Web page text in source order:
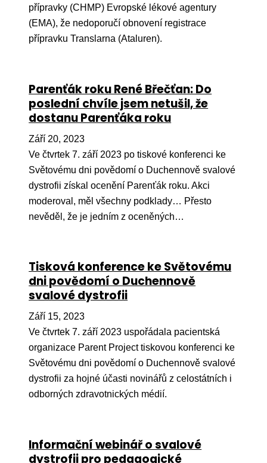
přípravky (CHMP) Evropské lékové agentury
(EMA), že nedoporučí obnovení registrace
přípravku Translarna (Ataluren).
Parenťák roku René Břečťan: Do
poslední chvíle jsem netušil, že
dostanu Parenťáka roku
Září 20, 2023
Ve čtvrtek 7. září 2023 po tiskové konferenci ke
Světovému dni povědomí o Duchennově svalové
dystrofii získal ocenění Parenťák roku. Akci
moderoval, měl všechny podklady… Přesto
nevěděl, že je jedním z oceněných…
Tisková konference ke Světovému
dni povědomí o Duchennově
svalové dystrofii
Září 15, 2023
Ve čtvrtek 7. září 2023 uspořádala pacientská
organizace Parent Project tiskovou konferenci ke
Světovému dni povědomí o Duchennově svalové
dystrofii za hojné účasti novinářů z celostátních i
odborných zdravotnických médií.
Informační webinář o svalové
dystrofii pro pedagogické